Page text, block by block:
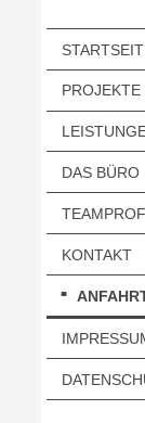
PROJEKTE
DAS BÜRO
KONTAKT